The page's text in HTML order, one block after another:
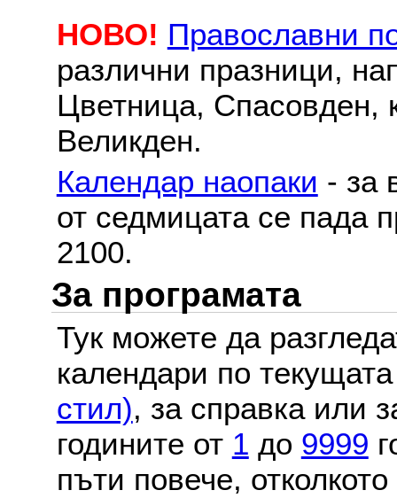
НОВО! Православни
различни празници,
Цветница, Спасовден,
Великден.
Календар наопаки - за
от седмицата се пада
2100.
За програмата
Тук можете да
календари по
стил), за справка или
годините от 1 до 9999
пъти повече,